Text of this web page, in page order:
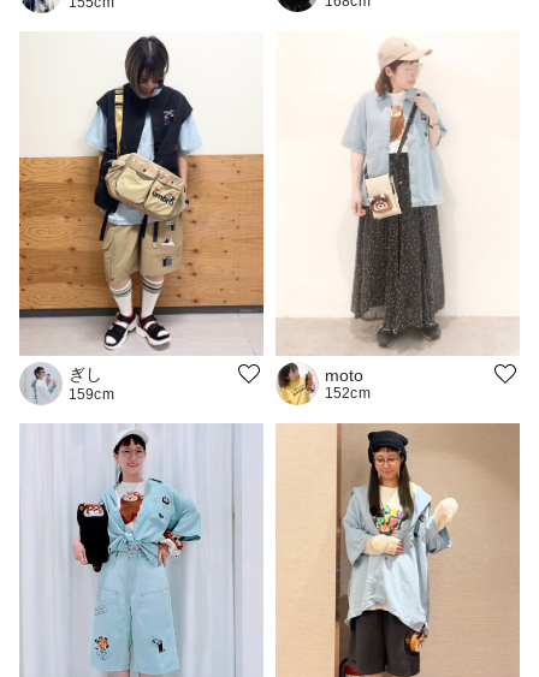
ぎし
159cm
moto
152cm